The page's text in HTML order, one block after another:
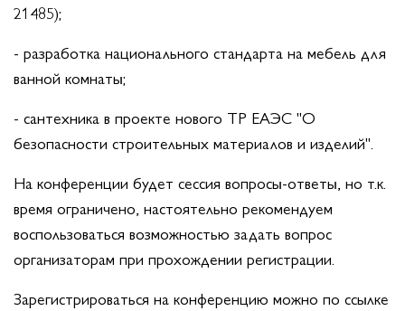
21485);
- разработка национального стандарта на мебель для
ванной комнаты;
- сантехника в проекте нового ТР ЕАЭС "О
безопасности строительных материалов и изделий".
На конференции будет сессия вопросы-ответы, но т.к.
время ограничено, настоятельно рекомендуем
воспользоваться возможностью задать вопрос
организаторам при прохождении регистрации.
Зарегистрироваться на конференцию можно по ссылке